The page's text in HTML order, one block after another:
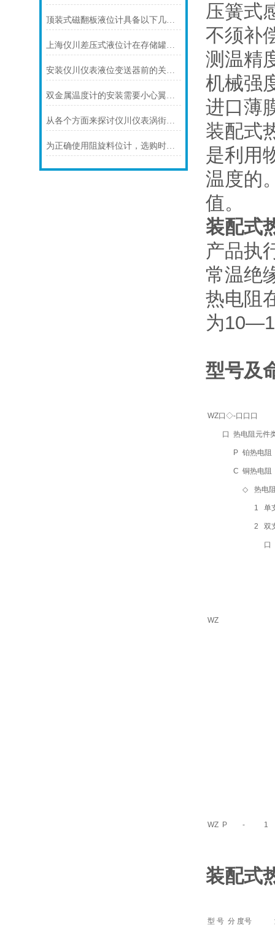
顶装式磁翻板液位计具备以下几大主要特点
上海仪川差压式液位计在存储罐液位测量的应用
安装仪川仪表液位变送器前的关键步骤，确保设备运行无忧！
双金属温度计的安装需要小心翼翼的！
从各个方面来探讨仪川仪表涡街流量计的技术特点
为正确使用阻旋料位计，选购时应注意以下几点
压簧式
不须补
测温精
机械强
进口薄
装配式
是利用
温度的
值。
装配式
产品执
常温绝
热电阻
为
型号及
WZ口◇-口口口
WZ
口 热电阻元件
P 铂热电阻
C 铜热电阻
◇ 热电
1 单
2 双
口
WZ P - 1
装配式
型 号 分 度号